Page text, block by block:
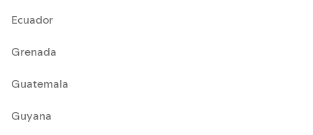
Ecuador
Grenada
Guatemala
Guyana